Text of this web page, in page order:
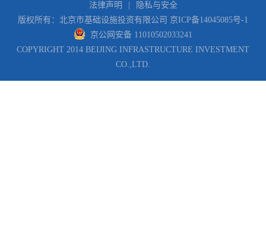
法律声明
隐私与安全
版权所有：北京市基础设施投资有限公司 京ICP备14045085号-1
京公网安备 11010502033241
COPYRIGHT 2014 BEIJING INFRASTRUCTURE INVESTMENT
CO.,LTD.